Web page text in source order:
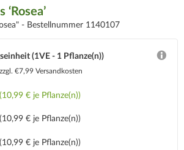
‘Rosea’
- Bestellnummer 1140107
(1VE - 1 Pflanze(n))
zzgl. €7,99 Versandkosten
(10,99 € je Pflanze(n))
(10,99 € je Pflanze(n))
(10,99 € je Pflanze(n))